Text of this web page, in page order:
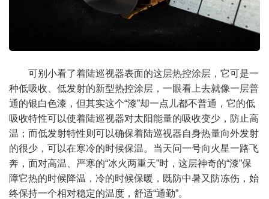
可别小看了着陆巡视器表面的这层热控涂层，它可是一
种低吸收、低发射的新型热控涂层，一眼看上去就像一层普
通的银白色漆，但其实这个“漆”却一点儿都不普通，它的低
吸收特性可以使着陆巡视器对太阳能量的吸收变少，防止高
温；而低发射特性则可以确保着陆巡视器自身热量向外发射
的很少，可以在寒冷的时候保温。当天问一号向火星一路飞
奔，面对高温、严寒的“冰火两重天”时，这层神奇的“漆”保
障它热的时候降温，冷的时候保暖，既防中暑又防冻伤，始
终保持一个相对稳定的温度，舒适“通勤”。